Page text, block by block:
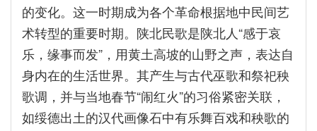
的变化。这一时期成为各个革命根据地中民间艺
术转型的重要时期。陕北民歌是陕北人“感于哀
乐，缘事而发”，用黄土高坡的山野之声，表达自
身内在的生活世界。其产生与古代巫歌和祭祀秧
歌调，并与当地春节“闹红火”的习俗紧密关联，
如绥德出土的汉代画像石中有乐舞百戏和秧歌的